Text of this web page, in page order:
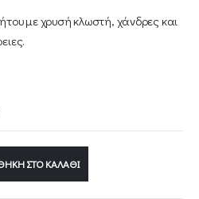
με χρυσή κλωστή, χάνδρες και
ΣΤΟ ΚΑΛΆΘΙ